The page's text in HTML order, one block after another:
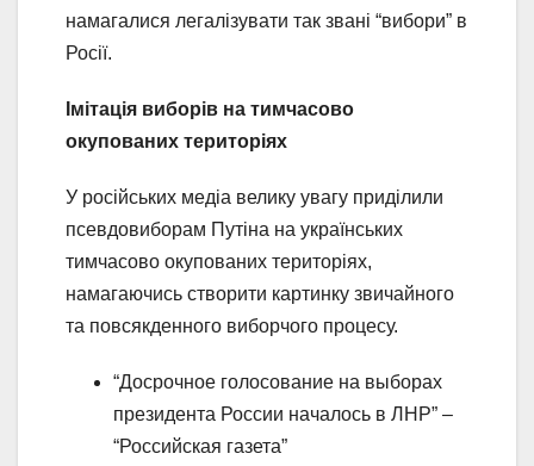
намагалися легалізувати так звані “вибори” в
Росії.
Імітація виборів на тимчасово
окупованих територіях
У російських медіа велику увагу приділили
псевдовиборам Путіна на українських
тимчасово окупованих територіях,
намагаючись створити картинку звичайного
та повсякденного виборчого процесу.
“Досрочное голосование на выборах
президента России началось в ЛНР” –
“Российская газета”